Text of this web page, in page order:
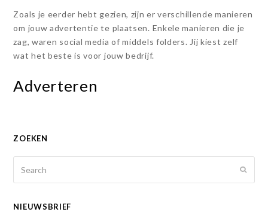
Zoals je eerder hebt gezien, zijn er verschillende manieren
om jouw advertentie te plaatsen. Enkele manieren die je
zag, waren social media of middels folders. Jij kiest zelf
wat het beste is voor jouw bedrijf.
Adverteren
ZOEKEN
NIEUWSBRIEF